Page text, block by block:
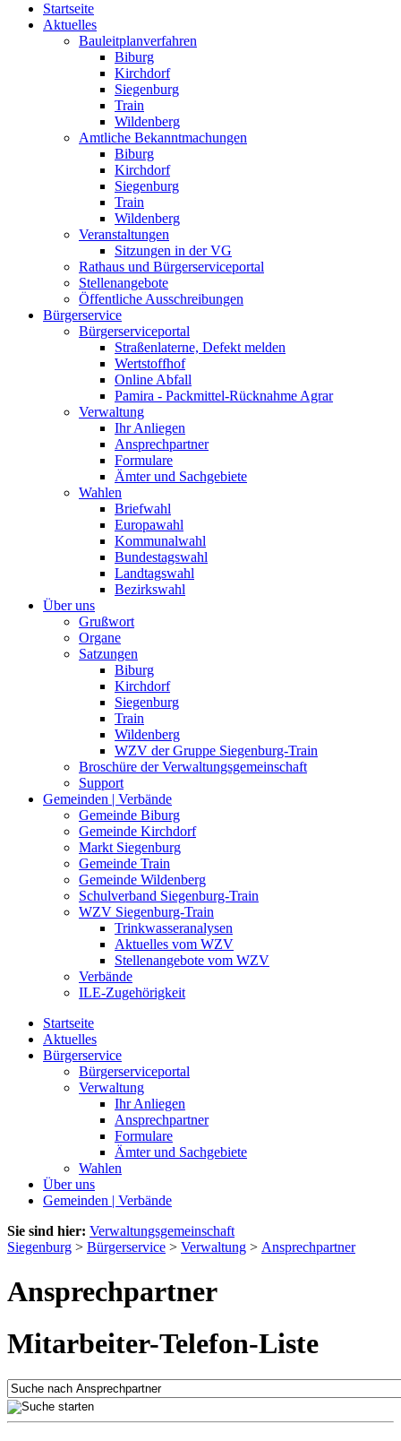
Startseite
Aktuelles
Bauleitplanverfahren
Biburg
Kirchdorf
Siegenburg
Train
Wildenberg
Amtliche Bekanntmachungen
Biburg
Kirchdorf
Siegenburg
Train
Wildenberg
Veranstaltungen
Sitzungen in der VG
Rathaus und Bürgerserviceportal
Stellenangebote
Öffentliche Ausschreibungen
Bürgerservice
Bürgerserviceportal
Straßenlaterne, Defekt melden
Wertstoffhof
Online Abfall
Pamira - Packmittel-Rücknahme Agrar
Verwaltung
Ihr Anliegen
Ansprechpartner
Formulare
Ämter und Sachgebiete
Wahlen
Briefwahl
Europawahl
Kommunalwahl
Bundestagswahl
Landtagswahl
Bezirkswahl
Über uns
Grußwort
Organe
Satzungen
Biburg
Kirchdorf
Siegenburg
Train
Wildenberg
WZV der Gruppe Siegenburg-Train
Broschüre der Verwaltungsgemeinschaft
Support
Gemeinden | Verbände
Gemeinde Biburg
Gemeinde Kirchdorf
Markt Siegenburg
Gemeinde Train
Gemeinde Wildenberg
Schulverband Siegenburg-Train
WZV Siegenburg-Train
Trinkwasseranalysen
Aktuelles vom WZV
Stellenangebote vom WZV
Verbände
ILE-Zugehörigkeit
Startseite
Aktuelles
Bürgerservice
Bürgerserviceportal
Verwaltung
Ihr Anliegen
Ansprechpartner
Formulare
Ämter und Sachgebiete
Wahlen
Über uns
Gemeinden | Verbände
Sie sind hier: Verwaltungsgemeinschaft
Siegenburg > Bürgerservice > Verwaltung > Ansprechpartner
Ansprechpartner
Mitarbeiter-Telefon-Liste